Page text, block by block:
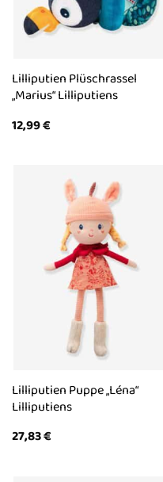
Lilliputien Plüschrassel
„Marius“ Lilliputiens
12,99€
Lilliputien Puppe „Léna“
Lilliputiens
27,83€